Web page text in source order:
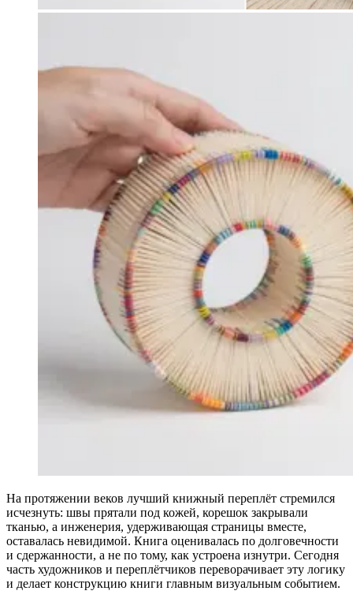
На протяжении веков лучший книжный переплёт стремился
исчезнуть: швы прятали под кожей, корешок закрывали
тканью, а инженерия, удерживающая страницы вместе,
оставалась невидимой. Книга оценивалась по долговечности
и сдержанности, а не по тому, как устроена изнутри. Сегодня
часть художников и переплётчиков переворачивает эту логику
и делает конструкцию книги главным визуальным событием.